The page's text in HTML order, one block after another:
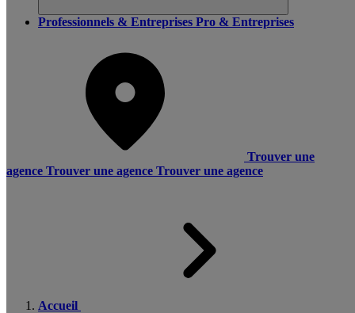
Professionnels & Entreprises Pro & Entreprises
Trouver une
agence Trouver une agence Trouver une agence
Accueil